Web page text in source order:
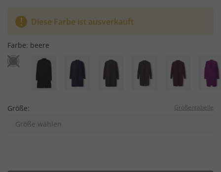
Diese Farbe ist ausverkauft
Farbe: beere
Größe: Größentabelle
Größe wählen